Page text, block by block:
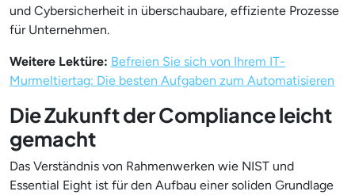
und Cybersicherheit in überschaubare, effiziente Prozesse
für Unternehmen.
Weitere Lektüre: Befreien Sie sich von Ihrem IT-
Murmeltiertag: Die besten Aufgaben zum Automatisieren
Die Zukunft der Compliance leicht
gemacht
Das Verständnis von Rahmenwerken wie NIST und
Essential Eight ist für den Aufbau einer soliden Grundlage